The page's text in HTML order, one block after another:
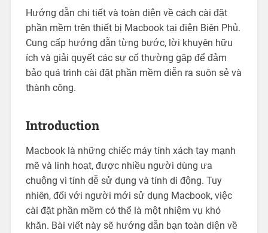
Hướng dẫn chi tiết và toàn diện về cách cài đặt
phần mềm trên thiết bị Macbook tại điện Biên Phủ.
Cung cấp hướng dẫn từng bước, lời khuyên hữu
ích và giải quyết các sự cố thường gặp để đảm
bảo quá trình cài đặt phần mềm diễn ra suôn sẻ và
thành công.
Introduction
Macbook là những chiếc máy tính xách tay mạnh
mẽ và linh hoạt, được nhiều người dùng ưa
chuộng vì tính dễ sử dụng và tính di động. Tuy
nhiên, đối với người mới sử dụng Macbook, việc
cài đặt phần mềm có thể là một nhiệm vụ khó
khăn. Bài viết này sẽ hướng dẫn bạn toàn diện về